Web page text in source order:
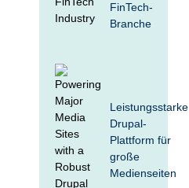
FinTech-
Branche
Leistungsstarke
Drupal-
Plattform für
große
Medienseiten